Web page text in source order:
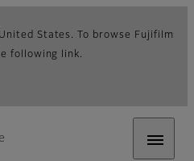
States. To browse Fujifilm
following link.